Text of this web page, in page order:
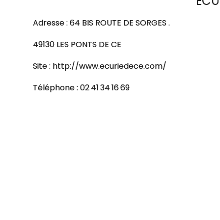
Adresse : 64 BIS ROUTE DE SORGES .
49130 LES PONTS DE CE
Site : http://www.ecuriedece.com/
Téléphone : 02 41 34 16 69